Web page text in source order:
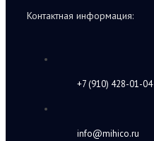
Контактная информация:
+7 (910) 428-01-04
info@mihico.ru